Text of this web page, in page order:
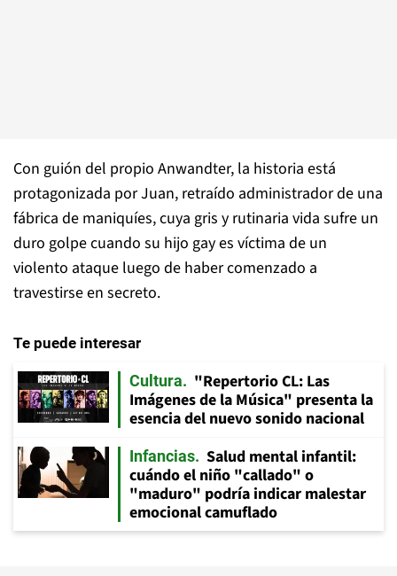
Con guión del propio Anwandter, la historia está
protagonizada por Juan, retraído administrador de una
fábrica de maniquíes, cuya gris y rutinaria vida sufre un
duro golpe cuando su hijo gay es víctima de un
violento ataque luego de haber comenzado a
travestirse en secreto.
Te puede interesar
Cultura
"Repertorio CL: Las
Imágenes de la Música" presenta la
esencia del nuevo sonido nacional
Infancias
Salud mental infantil:
cuándo el niño "callado" o
"maduro" podría indicar malestar
emocional camuflado